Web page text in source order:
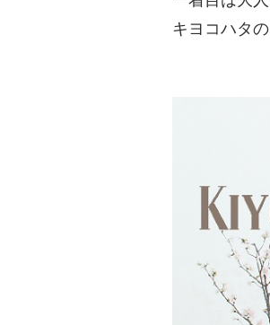
キヨコハタ